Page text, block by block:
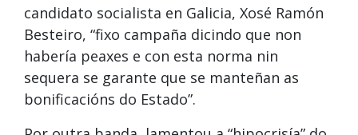
candidato socialista en Galicia, Xosé Ramón
Besteiro, “fixo campaña dicindo que non
habería peaxes e con esta norma nin
sequera se garante que se manteñan as
bonificacións do Estado”.